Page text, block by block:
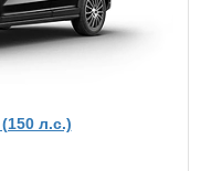
л.с.)